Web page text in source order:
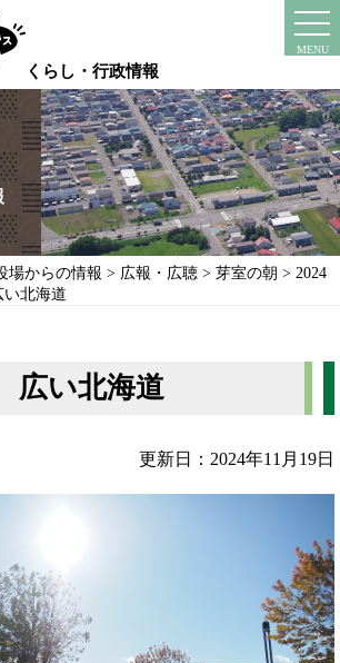
くらし・行政情報
MENU
場からの情報 > 広報・広聴> 芽室の朝 > 2024
い北海道
広い北海道
更新日：2024年11月19日